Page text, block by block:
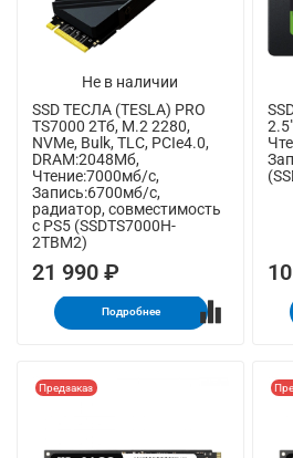
Не в наличии
SSD ТЕСЛА (TESLA) PRO
TS7000 2Тб, M.2 2280,
NVMe, Bulk, TLC, PCIe4.0,
DRAM:2048Мб,
Чтение:7000мб/с,
Запись:6700мб/с,
радиатор, совместимость
с PS5 (SSDTS7000H-
2TBM2)
21 990 ₽
Подробнее
Предзаказ